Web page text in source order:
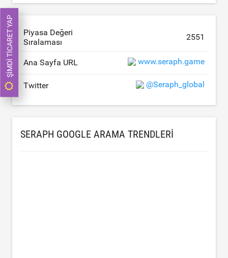
Piyasa Değeri
Sıralaması
2551
Ana Sayfa URL www.seraph.game
Twitter @Seraph_global
SERAPH GOOGLE ARAMA TRENDLERI
ŞIMDI TICARET YAP